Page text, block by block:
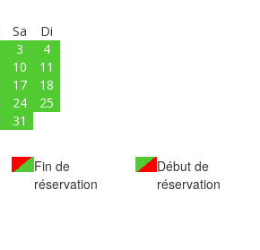
Sa
Di
3
4
10
11
17
18
24
25
31
Fin de
réservation
Début de
réservation